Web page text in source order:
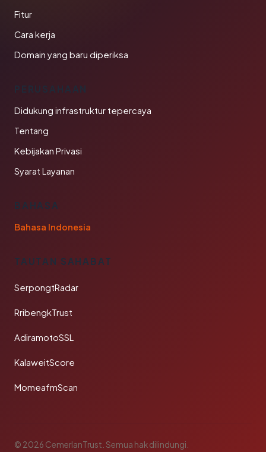
Fitur
Cara kerja
Domain yang baru diperiksa
PERUSAHAAN
Didukung infrastruktur tepercaya
Tentang
Kebijakan Privasi
Syarat Layanan
BAHASA
Bahasa Indonesia
TAUTAN SAHABAT
SerpongtRadar
RribengkTrust
AdiramotoSSL
KalaweitScore
MomeafmScan
© 2026 CemerlanTrust. Semua hak dilindungi.